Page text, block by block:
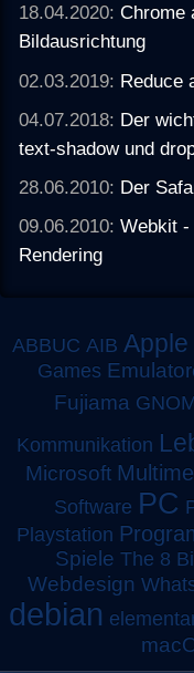
18.04.2020:Chrome
Bildausrichtung
02.03.2019: Reduce
04.07.2018: Der
text-shadow und
28.06.2010: Der
09.06.2010:Webkit -
Rendering
ABBUC AIB Apple
Games
Fujiama
Kommunikation
Microsoft
Software PC
Playstation
Spiele The 8
Webdesign
debian